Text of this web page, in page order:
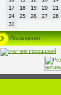
17
18 19 20 21
24
25 26 27 28
31
Посещения